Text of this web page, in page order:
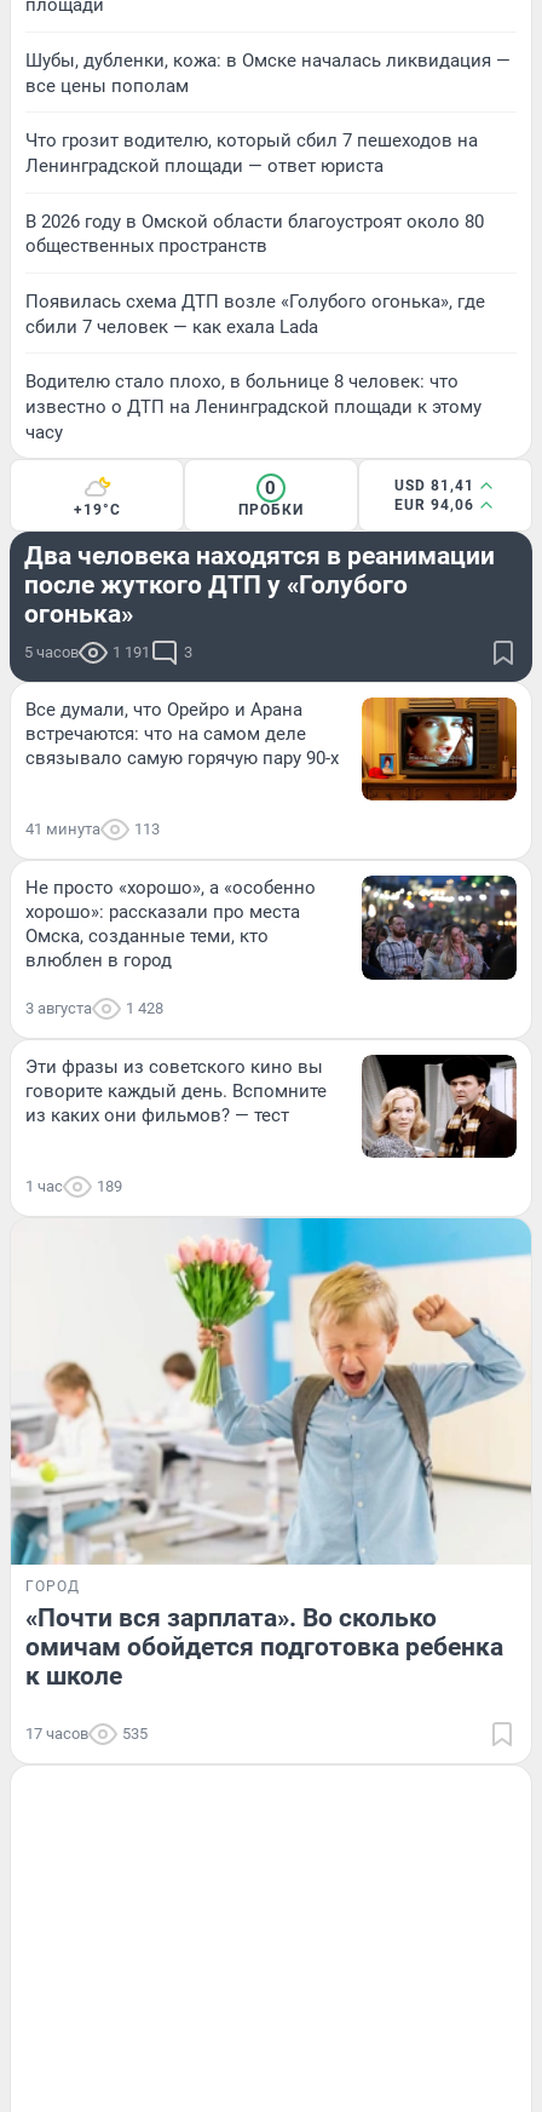
площади
Шубы, дубленки, кожа: в Омске началась ликвидация —
все цены пополам
Что грозит водителю, который сбил 7 пешеходов на
Ленинградской площади — ответ юриста
В 2026 году в Омской области благоустроят около 80
общественных пространств
Появилась схема ДТП возле «Голубого огонька», где
сбили 7 человек — как ехала Lada
Водителю стало плохо, в больнице 8 человек: что
известно о ДТП на Ленинградской площади к этому
часу
+19°C
0
ПРОБКИ
USD 81,41
EUR 94,06
ПРОИСШЕСТВИЯ
Два человека находятся в реанимации
после жуткого ДТП у «Голубого
огонька»
5 часов 1 191 3
Все думали, что Орейро и Арана
встречаются: что на самом деле
связывало самую горячую пару 90-х
41 минута 113
Не просто «хорошо», а «особенно
хорошо»: рассказали про места
Омска, созданные теми, кто
влюблен в город
3 августа 1 428
Эти фразы из советского кино вы
говорите каждый день. Вспомните
из каких они фильмов? — тест
1 час 189
ГОРОД
«Почти вся зарплата». Во сколько
омичам обойдется подготовка ребенка
к школе
17 часов 535